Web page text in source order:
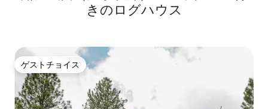
きのログハウス
ゲストチョイス
ゲストチョイス